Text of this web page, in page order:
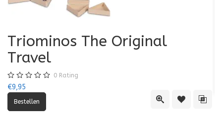
Quick ViewToevoegen
Triominos The Original
Travel
0 Rating
€9,95